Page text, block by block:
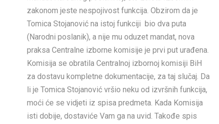
zakonom jeste nespojivost funkcija. Obzirom da je
Tomica Stojanović na istoj funkciji bio dva puta
(Narodni poslanik), a nije mu oduzet mandat, nova
praksa Centralne izborne komisije je prvi put urađena.
Komisija se obratila Centralnoj izbornoj komisiji BiH
za dostavu kompletne dokumentacije, za taj slučaj. Da
li je Tomica Stojanović vršio neku od izvršnih funkcija,
moći će se vidjeti iz spisa predmeta. Kada Komisija
isti dobije, dostaviće Vam ga na uvid. Takođe spis